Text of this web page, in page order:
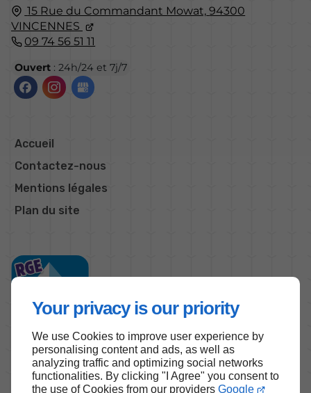
Your privacy is our priority
We use Cookies to improve user experience by
personalising content and ads, as well as
analyzing traffic and optimizing social networks
functionalities. By clicking "I Agree" you consent to
the use of Cookies from our providers Google
15 Rue du Commandant Mowat, 94300
VINCENNES
09 74 56 51 11
Ouvert: 24h/24 et 7j/7
Accueil
Contactez-nous
Mentions légales
Plan du site
Haut de page